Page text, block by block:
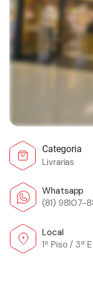
Categoria
Livrarias
Whatsapp
(81) 98107-
Local
1º Piso / 3ª